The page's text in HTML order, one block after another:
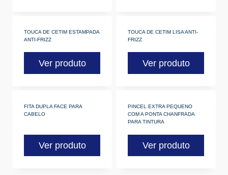
TOUCA DE CETIM ESTAMPADA
ANTI-FRIZZ
Ver produto
TOUCA DE CETIM LISA ANTI-
FRIZZ
Ver produto
FITA DUPLA FACE PARA
CABELO
Ver produto
PINCEL EXTRA PEQUENO
COM A PONTA CHANFRADA
PARA TINTURA
Ver produto